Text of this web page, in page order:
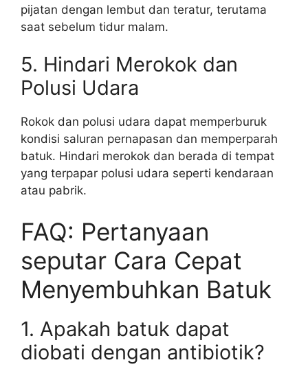
pijatan dengan lembut dan teratur, terutama
saat sebelum tidur malam.
5. Hindari Merokok dan
Polusi Udara
Rokok dan polusi udara dapat memperburuk
kondisi saluran pernapasan dan memperparah
batuk. Hindari merokok dan berada di tempat
yang terpapar polusi udara seperti kendaraan
atau pabrik.
FAQ: Pertanyaan
seputar Cara Cepat
Menyembuhkan Batuk
1. Apakah batuk dapat
diobati dengan antibiotik?